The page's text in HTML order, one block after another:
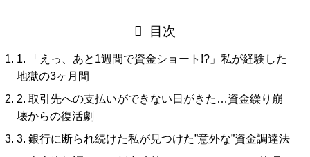
目次
1. 「えっ、あと1週間で資金ショート!?」私が経験した
地獄の3ヶ月間
2. 取引先への支払いができない日がきた…資金繰り崩
壊からの復活劇
3. 銀行に断られ続けた私が見つけた”意外な”資金調達法